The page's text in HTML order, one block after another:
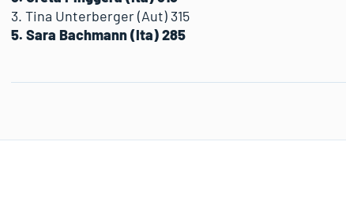
3. Tina Unterberger (Aut) 315
5. Sara Bachmann (Ita) 285